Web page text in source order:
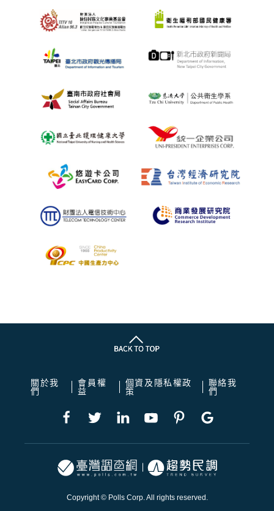
關於我
們
會員權
益
個資及隱私權政
策
聯絡我
們
Copyright © Polls Corp. All rights reserved.